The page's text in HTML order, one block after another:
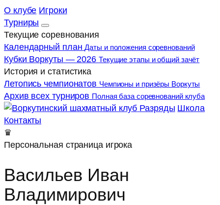
О клубе Игроки
Турниры
Текущие соревнования
Календарный план Даты и положения соревнований
Кубки Воркуты — 2026 Текущие этапы и общий зачёт
История и статистика
Летопись чемпионатов Чемпионы и призёры Воркуты
Архив всех турниров Полная база соревнований клуба
Разряды Школа
Контакты
♛
Персональная страница игрока
Васильев Иван
Владимирович